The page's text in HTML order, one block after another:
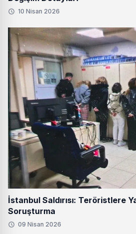
10 Nisan 2026
İstanbul Saldırısı: Teröristlere
Soruşturma
09 Nisan 2026